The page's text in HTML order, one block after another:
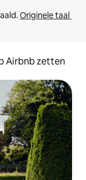
Originele taal
Airbnb zetten